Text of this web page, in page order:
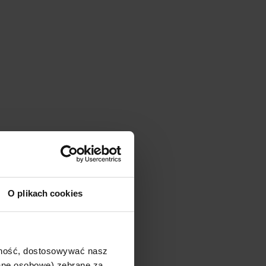
O plikach cookies
dostosowywać nasz